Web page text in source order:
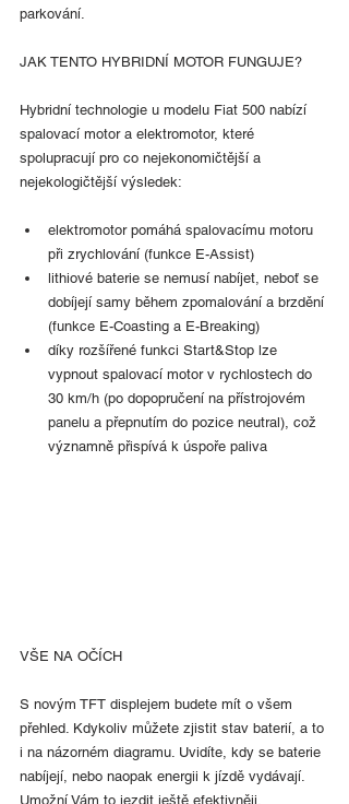
parkování.
JAK TENTO HYBRIDNÍ MOTOR FUNGUJE?
Hybridní technologie u modelu Fiat 500 nabízí
spalovací motor a elektromotor, které
spolupracují pro co nejekonomičtější a
nejekologičtější výsledek:
elektromotor pomáhá spalovacímu motoru
při zrychlování (funkce E-Assist)
lithiové baterie se nemusí nabíjet, neboť se
dobíjejí samy během zpomalování a brzdění
(funkce E-Coasting a E-Breaking)
díky rozšířené funkci Start&Stop lze
vypnout spalovací motor v rychlostech do
30 km/h (po dopopručení na přístrojovém
panelu a přepnutím do pozice neutral), což
významně přispívá k úspoře paliva
VŠE NA OČÍCH
S novým TFT displejem budete mít o všem
přehled. Kdykoliv můžete zjistit stav baterií, a to
i na názorném diagramu. Uvidíte, kdy se baterie
nabíjejí, nebo naopak energii k jízdě vydávají.
Umožní Vám to jezdit ještě efektivněji.